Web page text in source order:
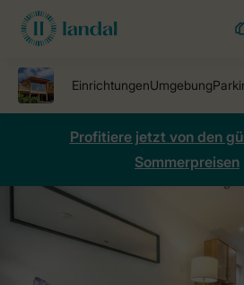
Profitiere jetzt von den
Sommerpreisen